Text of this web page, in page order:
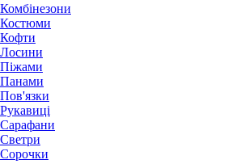
Комбінезони
Костюми
Кофти
Лосини
Піжами
Панами
Пов'язки
Рукавиці
Сарафани
Светри
Сорочки